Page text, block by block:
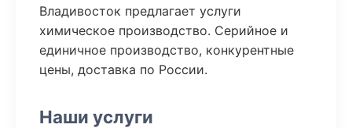
Владивосток предлагает услуги
химическое производство. Серийное и
единичное производство, конкурентные
цены, доставка по России.
Наши услуги